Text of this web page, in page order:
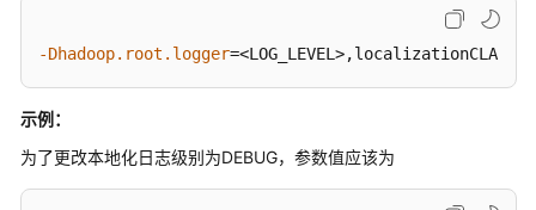
指
南
（LTS
-Dhadoop.root.logger=<LOG_LEVEL>,localizationCLA
示例：
为了更改本地化日志级别为DEBUG，参数值应该为